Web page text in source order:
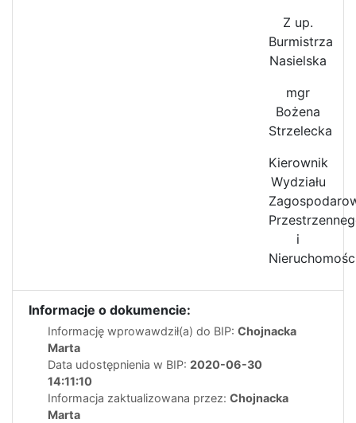
Z up.
Burmistrza
Nasielska
mgr
Bożena
Strzelecka
Kierownik
Wydziału
i
Informacje o dokumencie:
Informację wprowawdził(a) do BIP: Chojnacka
Marta
Data udostępnienia w BIP: 2020-06-30
14:11:10
Informacja zaktualizowana przez: Chojnacka
Marta